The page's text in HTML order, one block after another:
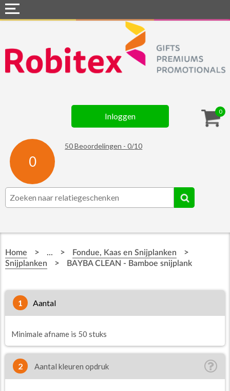
0
Inloggen
0
50Beoordelingen -0/10
Webshops
Snel naar »
Assortiment
Contact
☆ Prijsknallers ☆
Home > ... > Fondue, Kaas en Snijplanken >
Snijplanken > BAYBA CLEAN - Bamboe snijplank
1 aantal
Minimale afname is 50 stuks
2 Aantal kleuren opdruk